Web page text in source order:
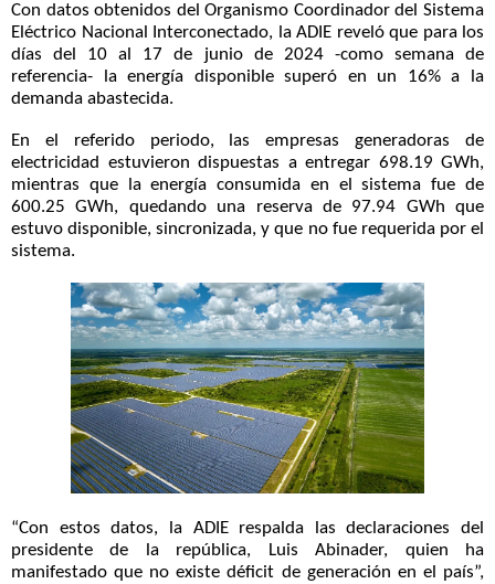
Con datos obtenidos del Organismo Coordinador del Sistema
Eléctrico Nacional Interconectado, la ADIE reveló que para los
días del 10 al 17 de junio de 2024 -como semana de
referencia- la energía disponible superó en un 16% a la
demanda abastecida.
En el referido periodo, las empresas generadoras de
electricidad estuvieron dispuestas a entregar 698.19 GWh,
mientras que la energía consumida en el sistema fue de
600.25 GWh, quedando una reserva de 97.94 GWh que
estuvo disponible, sincronizada, y que no fue requerida por el
sistema.
“Con estos datos, la ADIE respalda las declaraciones del
presidente de la república, Luis Abinader, quien ha
manifestado que no existe déficit de generación en el país”,